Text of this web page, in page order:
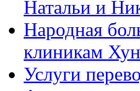
Натальи и
Народная
клиникам
Услуги